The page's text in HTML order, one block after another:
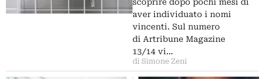
scoprire dopo pochi mesi di
aver individuato i nomi
vincenti. Sul numero
di Artribune Magazine
13/14 vi…
di Simone Zeni